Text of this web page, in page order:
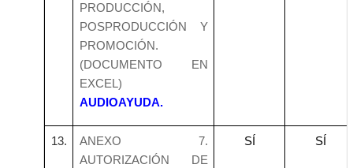
PRODUCCIÓN,
POSPRODUCCIÓN Y
PROMOCIÓN.
(DOCUMENTO EN
EXCEL)
AUDIOAYUDA.
13.
ANEXO 7.
AUTORIZACIÓN DE
SÍ SÍ